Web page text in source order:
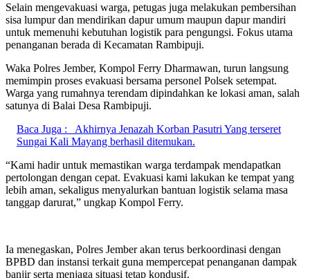
Selain mengevakuasi warga, petugas juga melakukan pembersihan
sisa lumpur dan mendirikan dapur umum maupun dapur mandiri
untuk memenuhi kebutuhan logistik para pengungsi. Fokus utama
penanganan berada di Kecamatan Rambipuji.
Waka Polres Jember, Kompol Ferry Dharmawan, turun langsung
memimpin proses evakuasi bersama personel Polsek setempat.
Warga yang rumahnya terendam dipindahkan ke lokasi aman, salah
satunya di Balai Desa Rambipuji.
Baca Juga :
Akhirnya Jenazah Korban Pasutri Yang terseret
Sungai Kali Mayang berhasil ditemukan.
“Kami hadir untuk memastikan warga terdampak mendapatkan
pertolongan dengan cepat. Evakuasi kami lakukan ke tempat yang
lebih aman, sekaligus menyalurkan bantuan logistik selama masa
tanggap darurat,” ungkap Kompol Ferry.
Ia menegaskan, Polres Jember akan terus berkoordinasi dengan
BPBD dan instansi terkait guna mempercepat penanganan dampak
banjir serta menjaga situasi tetap kondusif.